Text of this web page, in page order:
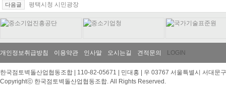
다음글 평택시청 시민광장
개인정보취급방침 이용약관 인사말 오시는길 견적문의 LOGIN
한국점토벽돌산업협동조합 | 110-82-05671 | 민대홍 | 우 03767 서울특별시 서대
Copyrightⓒ 한국점토벽돌산업협동조합. All Rights Reserved.